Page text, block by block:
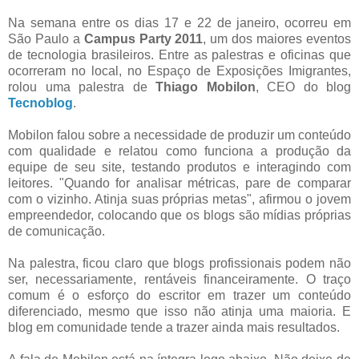
Na semana entre os dias 17 e 22 de janeiro, ocorreu em
São Paulo a Campus Party 2011, um dos maiores eventos
de tecnologia brasileiros. Entre as palestras e oficinas que
ocorreram no local, no Espaço de Exposições Imigrantes,
rolou uma palestra de Thiago Mobilon, CEO do blog
Tecnoblog.
Mobilon falou sobre a necessidade de produzir um conteúdo
com qualidade e relatou como funciona a produção da
equipe de seu site, testando produtos e interagindo com
leitores. "Quando for analisar métricas, pare de comparar
com o vizinho. Atinja suas próprias metas", afirmou o jovem
empreendedor, colocando que os blogs são mídias próprias
de comunicação.
Na palestra, ficou claro que blogs profissionais podem não
ser, necessariamente, rentáveis financeiramente. O traço
comum é o esforço do escritor em trazer um conteúdo
diferenciado, mesmo que isso não atinja uma maioria. E
blog em comunidade tende a trazer ainda mais resultados.